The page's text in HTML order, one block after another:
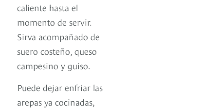
caliente hasta el
momento de servir.
Sirva acompañado de
suero costeño, queso
campesino y guiso.
Puede dejar enfriar las
arepas ya cocinadas,